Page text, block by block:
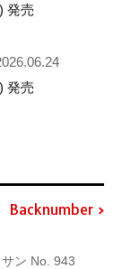
発売
発売
Backnumber
ン No. 943